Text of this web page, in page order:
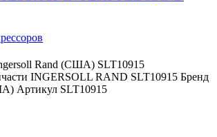
Rand (США) SLT10915
INGERSOLL RAND SLT10915 Бренд
Артикул SLT10915